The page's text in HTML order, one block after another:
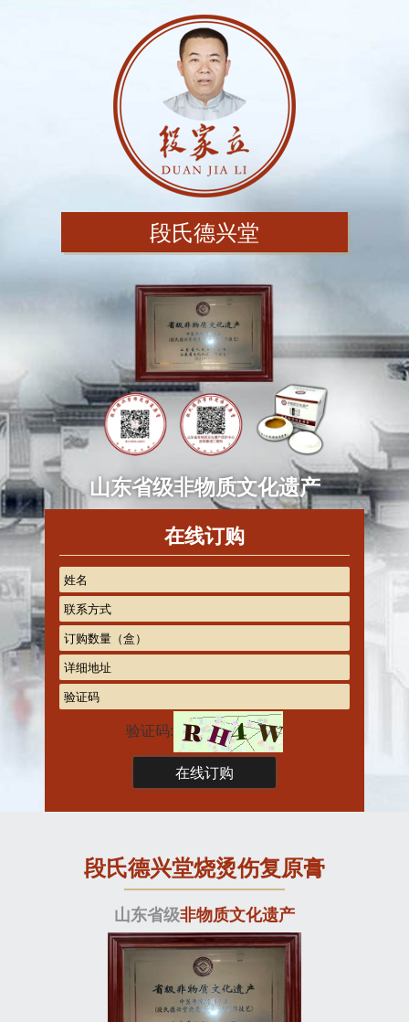
段氏德兴堂
山东省级非物质文化遗产
在线订购
验证码:
段氏德兴堂烧烫伤复原膏
山东省级非物质文化遗产